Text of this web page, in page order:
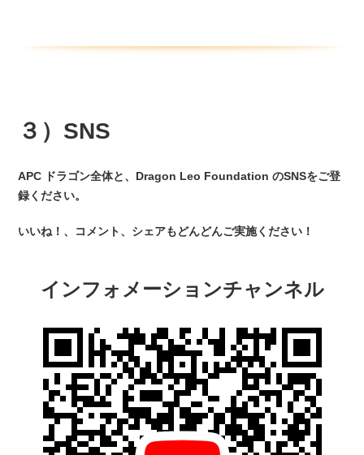
３）SNS
APC ドラゴン全体と、Dragon Leo Foundation のSNSをご登
録ください。
いいね！、コメント、シェアもどんどんご実施ください！
インフォメーションチャンネル